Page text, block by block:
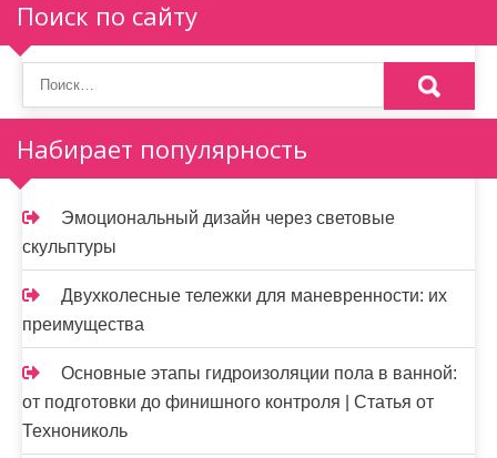
Поиск по сайту
Набирает популярность
Эмоциональный дизайн через световые
скульптуры
Двухколесные тележки для маневренности: их
преимущества
Основные этапы гидроизоляции пола в ванной:
от подготовки до финишного контроля | Статья от
Технониколь